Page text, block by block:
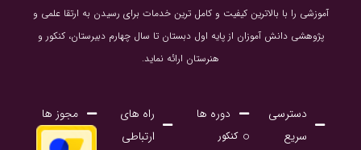
آموزشی را با بالاترین کیفیت و کامل ترین خدمات برای رسیدن به ارتقا علمی و
پژوهشی دانش آموزان از پایه اول دبستان تا سال چهارم دبیرستان، کنکور و
هنرستان ارائه نماید.
دسترسی
سریع
دوره ها
کنکور
راه های
ارتباطی
مجوز ها